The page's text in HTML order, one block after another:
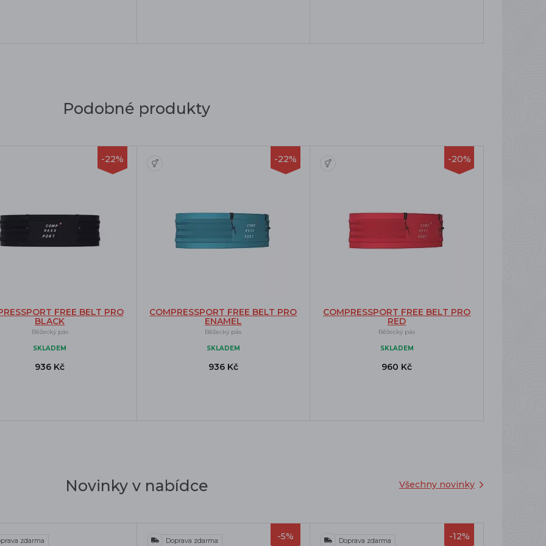
Podobné produkty
-22%
FREE BELT PRO
BLACK
Běžecký pás
SKLADEM
936 Kč
-22%
COMPRESSPORT FREE BELT PRO
ENAMEL
Běžecký pás
SKLADEM
936 Kč
-20%
COMPRESSPORT FREE BELT PRO
RED
Běžecký pás
SKLADEM
960 Kč
Novinky v nabídce Všechny novinky
zdarma -5%
Doprava zdarma -12%
Doprava zdarma